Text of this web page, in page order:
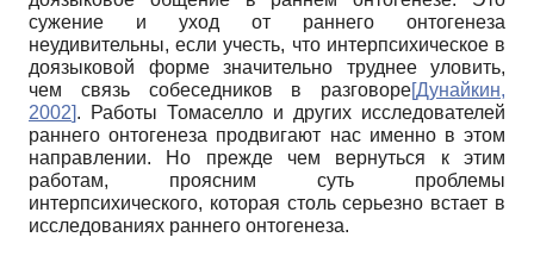
сужение и уход от раннего онтогенеза
неудивительны, если учесть, что ин­терпсихическое в
доязыковой форме значительно труднее уловить,
чем связь собеседников в разговоре[Дунайкин,
2002]. Работы Томаселло и других исследователей
раннего онтогенеза продвигают нас именно в этом
направлении. Но прежде чем вернуться к этим
работам, проясним суть проблемы
интерпсихического, которая столь серьезно встает в
исследованиях раннего онтогенеза.